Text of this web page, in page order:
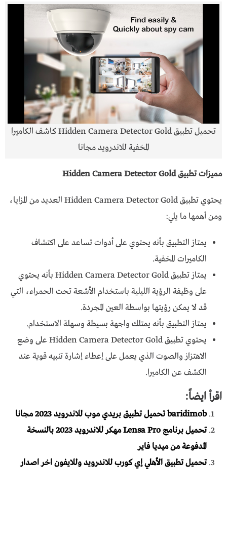
تحميل تطبيق Hidden Camera Detector Gold كاشف الكاميرا
المخفية للاندرويد مجانا
مميزات تطبيق Hidden Camera Detector Gold
يحتوي تطبيق Hidden Camera Detector Gold العديد من المزايا،
ومن أهمها ما يلي:
يمتاز التطبيق بأنه يحتوي على أدوات تساعد على اكتشاف
الكاميرات المخفية.
يمتاز تطبيق Hidden Camera Detector Gold بأنه يحتوي
على وظيفة الرؤية الليلية باستخدام الأشعة تحت الحمراء، التي
قد لا يمكن رؤيتها بواسطة العين المجردة.
يمتاز التطبيق بأنه يمتلك واجهة بسيطة وسهلة الاستخدام.
يحتوي تطبيق Hidden Camera Detector Gold على وضع
الاهتزاز والصوت الذي يعمل على إعطاء إشارة تنبيه قوية عند
الكشف عن الكاميرا.
اقرأ ايضاً:
baridimob تحميل تطبيق بريدي موب للاندرويد 2023 مجانا
تحميل برنامج Lensa Pro مهكر للاندرويد 2023 بالنسخة
المدفوعة من ميديا فاير
تحميل تطبيق الأهلي إي كورب للاندرويد وللايفون اخر اصدار